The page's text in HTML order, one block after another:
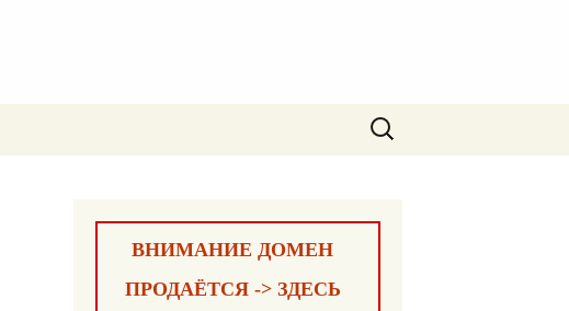
Найти:
ВНИМАНИЕ ДОМЕН
ПРОДАЁТСЯ -> ЗДЕСЬ